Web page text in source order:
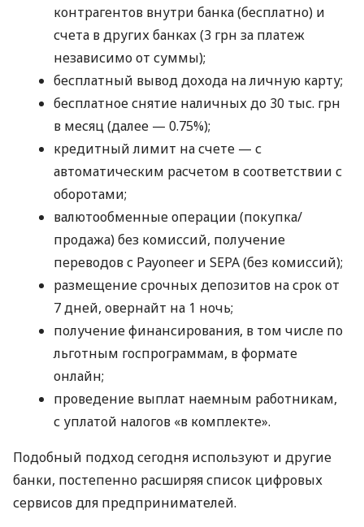
контрагентов внутри банка (бесплатно) и
счета в других банках (3 грн за платеж
независимо от суммы);
бесплатный вывод дохода на личную карту;
бесплатное снятие наличных до 30 тыс. грн
в месяц (далее — 0.75%);
кредитный лимит на счете — с
автоматическим расчетом в соответствии с
оборотами;
валютообменные операции (покупка/
продажа) без комиссий, получение
переводов с Payoneer и SEPA (без комиссий);
размещение срочных депозитов на срок от
7 дней, овернайт на 1 ночь;
получение финансирования, в том числе по
льготным госпрограммам, в формате
онлайн;
проведение выплат наемным работникам,
с уплатой налогов «в комплекте».
Подобный подход сегодня используют и другие
банки, постепенно расширяя список цифровых
сервисов для предпринимателей.